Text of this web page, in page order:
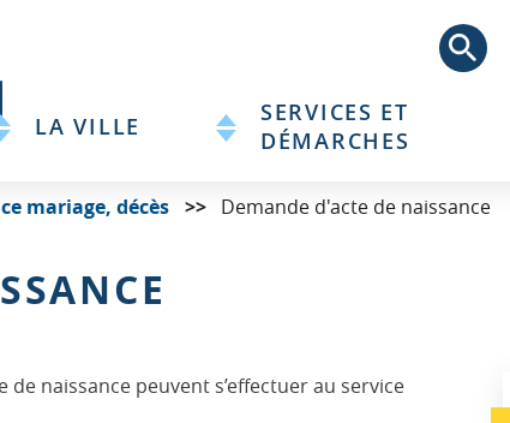
principal
LA VILLE
SERVICES ET
DÉMARCHES
mariage, décès Demande d'acte de naissance
naissance peuvent s’effectuer au service